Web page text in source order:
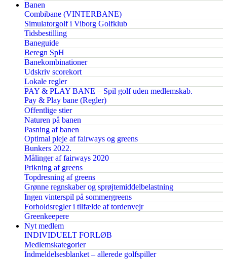
Banen
Combibane (VINTERBANE)
Simulatorgolf i Viborg Golfklub
Tidsbestilling
Baneguide
Beregn SpH
Banekombinationer
Udskriv scorekort
Lokale regler
PAY & PLAY BANE – Spil golf uden medlemskab.
Pay & Play bane (Regler)
Offentlige stier
Naturen på banen
Pasning af banen
Optimal pleje af fairways og greens
Bunkers 2022.
Målinger af fairways 2020
Prikning af greens
Topdresning af greens
Grønne regnskaber og sprøjtemiddelbelastning
Ingen vinterspil på sommergreens
Forholdsregler i tilfælde af tordenvejr
Greenkeepere
Nyt medlem
INDIVIDUELT FORLØB
Medlemskategorier
Indmeldelsesblanket – allerede golfspiller